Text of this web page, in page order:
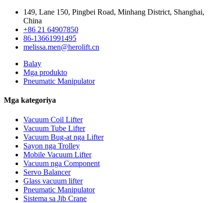
149, Lane 150, Pingbei Road, Minhang District, Shanghai,
China
+86 21 64907850
86-13661991495
melissa.men@herolift.cn
Balay
Mga produkto
Pneumatic Manipulator
Mga kategoriya
Vacuum Coil Lifter
Vacuum Tube Lifter
Vacuum Bug-at nga Lifter
Sayon nga Trolley
Mobile Vacuum Lifter
Vacuum nga Component
Servo Balancer
Glass vacuum lifter
Pneumatic Manipulator
Sistema sa Jib Crane